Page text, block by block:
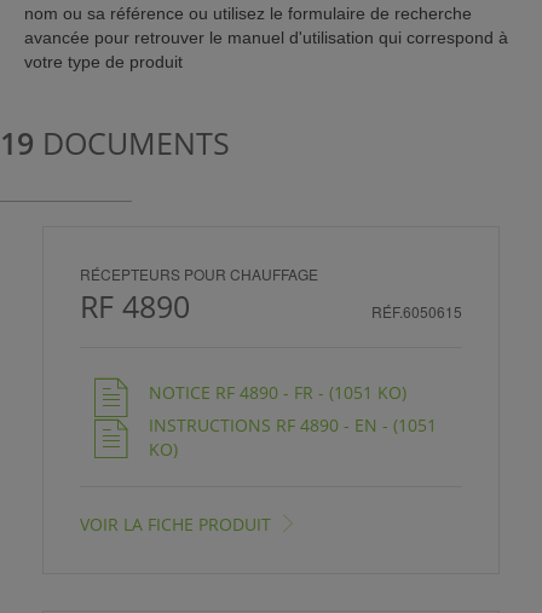
CLIENT)
nom ou sa référence ou utilisez le formulaire de recherche
avancée pour retrouver le manuel d'utilisation qui correspond à
votre type de produit
19 DOCUMENTS
RÉCEPTEURS POUR CHAUFFAGE
RF 4890 RÉF.6050615
NOTICE RF 4890 - FR - (1051 KO)
INSTRUCTIONS RF 4890 - EN - (1051
KO)
VOIR LA FICHE PRODUIT